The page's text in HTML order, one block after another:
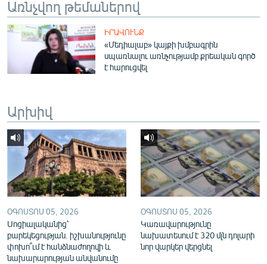
ՏԵՍԱՆՅՈՒԹԵՐ
ԲԱՆԱՎԵՃ
ՁԳՏԵԼՈՎ ԼԱՎԱԳՈՒՅՆԻՆ
Հայերեն
English
Русский
ՀԵՏԵՎԵՔ ՄԵԶ
Առնչվող թեմաներով
ԻՐԱՎՈՒՆՔ
«Մեդիալաբ» կայքի խմբագրին
սպառնալու առնչությամբ քրեական գործ
է հարուցվել
Արխիվ
ՕԳՈՍՏՈՍ 05, 2026
Սոցիալականից՝
բարեկեցության. իշխանությունը
փոխո՞ւմ է հանձնաժողովի և
նախարարության անվանումը
ՕԳՈՍՏՈՍ 05, 2026
Կառավարությունը
նախատեսում է 320 մլն դոլարի
նոր վարկեր վերցնել